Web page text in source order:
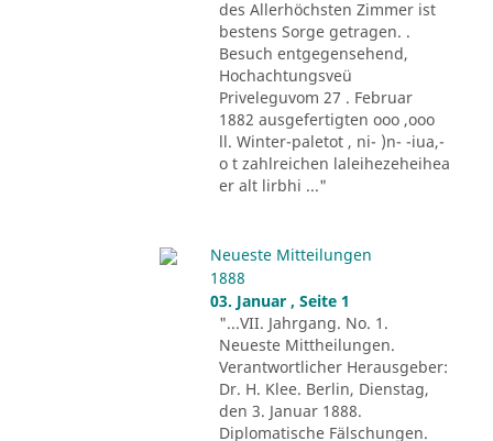
des Allerhöchsten Zimmer ist
bestens Sorge getragen. .
Besuch entgegensehend,
Hochachtungsveü
Priveleguvom 27 . Februar
1882 ausgefertigten ooo ,ooo
ll. Winter-paletot , ni- )n- -iua,-
o t zahlreichen laleihezeheihea
er alt lirbhi ..."
Neueste Mitteilungen
1888
03. Januar , Seite 1
"...VII. Jahrgang. No. 1.
Neueste Mittheilungen.
Verantwortlicher Herausgeber:
Dr. H. Klee. Berlin, Dienstag,
den 3. Januar 1888.
Diplomatische Fälschungen.